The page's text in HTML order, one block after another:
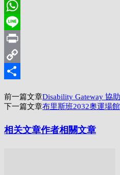
Pinterest
WhatsApp
Line
Print
Copy
享
前一篇文章Disability Gateway 協
下一篇文章布里斯班2032奧運場
相关文章作者相關文章